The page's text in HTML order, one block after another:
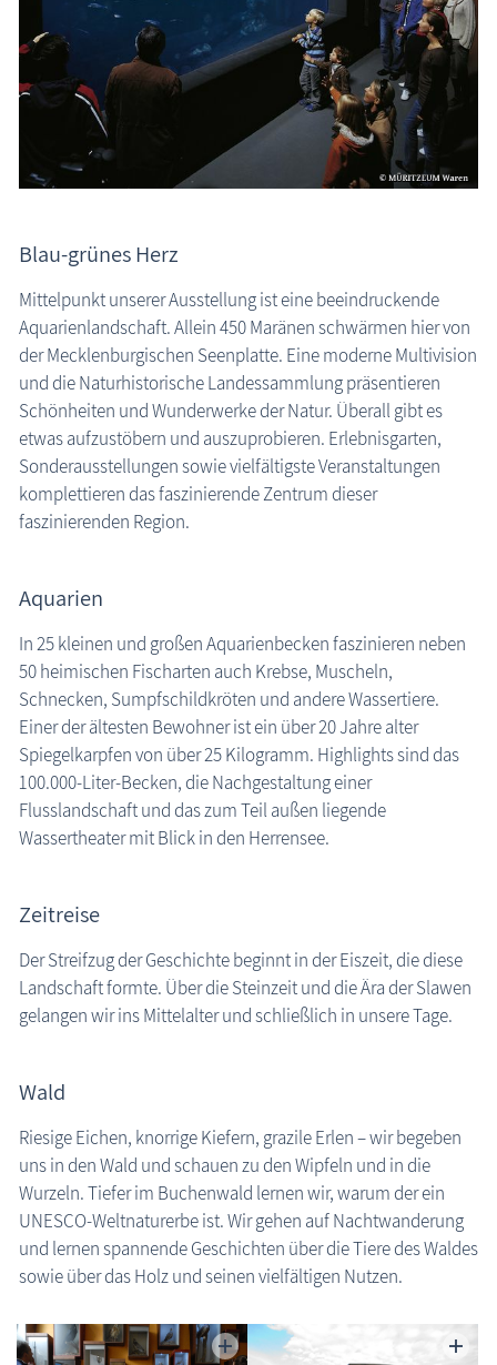
Blau-grünes Herz
Mittelpunkt unserer Ausstellung ist eine beeindruckende
Aquarienlandschaft. Allein 450 Maränen schwärmen hier von
der Mecklenburgischen Seenplatte. Eine moderne Multivision
und die Naturhistorische Landessammlung präsentieren
Schönheiten und Wunderwerke der Natur. Überall gibt es
etwas aufzustöbern und auszuprobieren. Erlebnisgarten,
Sonderausstellungen sowie vielfältigste Veranstaltungen
komplettieren das faszinierende Zentrum dieser
faszinierenden Region.
Aquarien
In 25 kleinen und großen Aquarienbecken faszinieren neben
50 heimischen Fischarten auch Krebse, Muscheln,
Schnecken, Sumpfschildkröten und andere Wassertiere.
Einer der ältesten Bewohner ist ein über 20 Jahre alter
Spiegelkarpfen von über 25 Kilogramm. Highlights sind das
100.000-Liter-Becken, die Nachgestaltung einer
Flusslandschaft und das zum Teil außen liegende
Wassertheater mit Blick in den Herrensee.
Zeitreise
Der Streifzug der Geschichte beginnt in der Eiszeit, die diese
Landschaft formte. Über die Steinzeit und die Ära der Slawen
gelangen wir ins Mittelalter und schließlich in unsere Tage.
Wald
Riesige Eichen, knorrige Kiefern, grazile Erlen – wir begeben
uns in den Wald und schauen zu den Wipfeln und in die
Wurzeln. Tiefer im Buchenwald lernen wir, warum der ein
UNESCO-Weltnaturerbe ist. Wir gehen auf Nachtwanderung
und lernen spannende Geschichten über die Tiere des Waldes
sowie über das Holz und seinen vielfältigen Nutzen.